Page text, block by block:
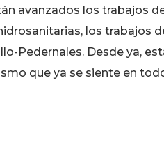
avanzados los trabajos
los trabajos
Pedernales. Desde ya,
que ya se siente en